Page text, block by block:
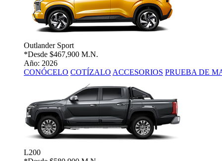
Outlander Sport
*Desde $467,900 M.N.
Año: 2026
CONÓCELO COTÍZALO ACCESORIOS PRUEBA DE
L200